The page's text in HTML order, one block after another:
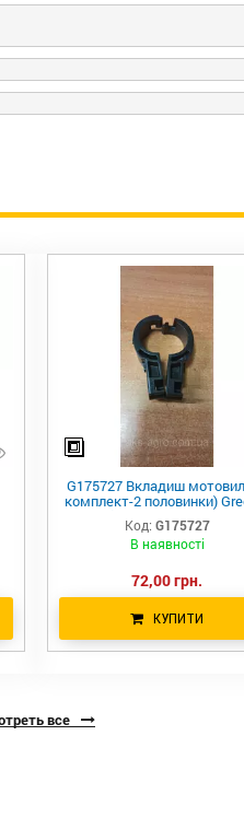
G175727 Вкладиш
комплект-2 половинки)
Machinery H136954
H175727 9842300 243736
89842300 1347084C1
Код: G175727
В наявності
72,00 грн.
КУПИТИ
все